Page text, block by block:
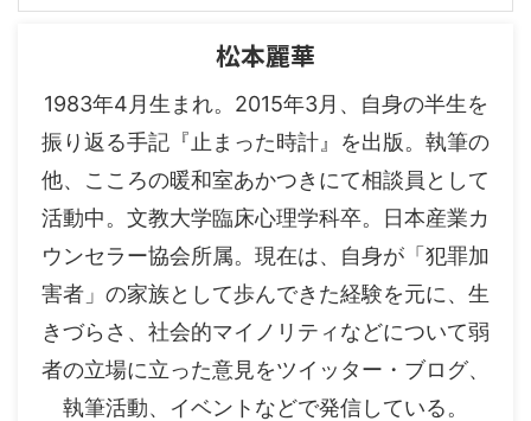
松本麗華
1983年4月生まれ。2015年3月、自身の半生を
振り返る手記『止まった時計』を出版。執筆の
他、こころの暖和室あかつきにて相談員として
活動中。文教大学臨床心理学科卒。日本産業カ
ウンセラー協会所属。現在は、自身が「犯罪加
害者」の家族として歩んできた経験を元に、生
きづらさ、社会的マイノリティなどについて弱
者の立場に立った意見をツイッター・ブログ、
執筆活動、イベントなどで発信している。